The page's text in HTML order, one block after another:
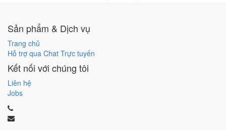
Sản phẩm & Dịch vụ
Trang chủ
Hỗ trợ qua Chat Trực tuyến
Kết nối với chúng tôi
Liên hệ
Jobs